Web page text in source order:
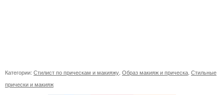
Категории: Стилист по прическам и макияжу Образ макияж и прическа Стильные
прически и макияж